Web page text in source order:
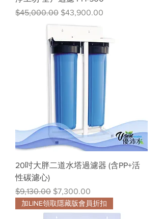
一般價格
$45,000.00 促銷價格
$43,900.00
20吋大胖二道水塔過濾器 (含PP+活
性碳濾心)
一般價格
$9,130.00 促銷價格
$7,300.00
加LINE領取隱藏版會員折扣